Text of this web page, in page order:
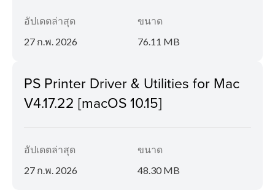
อัปเดตล่าสุด
27 ก.พ. 2026
ขนาด
76.11 MB
PS Printer Driver & Utilities for Mac
V4.17.22 [macOS 10.15]
อัปเดตล่าสุด
27 ก.พ. 2026
ขนาด
48.30 MB